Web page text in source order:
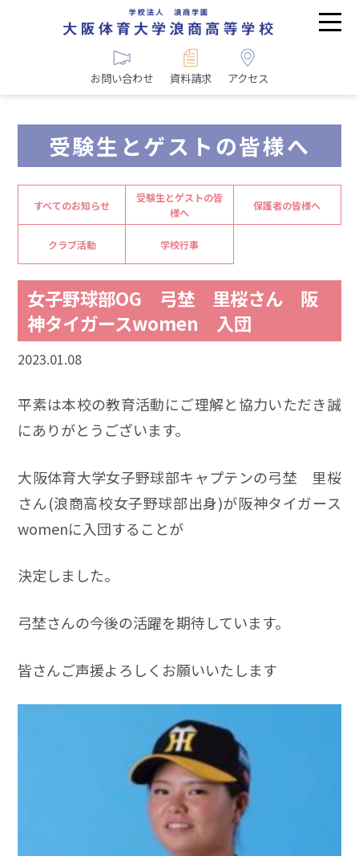
お問い合わせ 資料請求 アクセス
受験生とゲストの皆様へ
すべてのお知らせ
受験生とゲストの皆
様へ
保護者の皆様へ
クラブ活動 学校行事
女子野球部OG 弓埜 里桜さん 阪
神タイガースwomen 入団
2023.01.08
平素は本校の教育活動にご理解と協力いただき誠
にありがとうございます。
大阪体育大学女子野球部キャプテンの弓埜 里桜
さん(浪商高校女子野球部出身)が阪神タイガース
womenに入団することが
決定しました。
弓埜さんの今後の活躍を期待しています。
皆さんご声援よろしくお願いいたします